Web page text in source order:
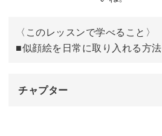
〈このレッスンで学べること〉
■似顔絵を日常に取り入れる方法
チャプター